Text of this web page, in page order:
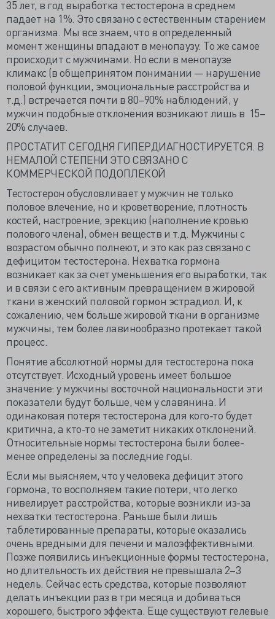
35 лет, в год выработка тестостерона в среднем
падает на 1%. Это связано с естественным старением
организма. Мы все знаем, что в определенный
момент женщины впадают в менопаузу. То же самое
происходит с мужчинами. Но если в менопаузе
климакс (в общепринятом понимании — нарушение
половой функции, эмоциональные расстройства и
т.д.) встречается почти в 80–90% наблюдений, у
мужчин подобные отклонения возникают лишь в 15–
20% случаев.
ПРОСТАТИТ СЕГОДНЯ ГИПЕРДИАГНОСТИРУЕТСЯ. В
НЕМАЛОЙ СТЕПЕНИ ЭТО СВЯЗАНО С
КОММЕРЧЕСКОЙ ПОДОПЛЕКОЙ
Тестостерон обусловливает у мужчин не только
половое влечение, но и кроветворение, плотность
костей, настроение, эрекцию (наполнение кровью
полового члена), обмен веществ и т.д. Мужчины с
возрастом обычно полнеют, и это как раз связано с
дефицитом тестостерона. Нехватка гормона
возникает как за счет уменьшения его выработки, так
и в связи с его активным превращением в жировой
ткани в женский половой гормон эстрадиол. И, к
сожалению, чем больше жировой ткани в организме
мужчины, тем более лавинообразно протекает такой
процесс.
Понятие абсолютной нормы для тестостерона пока
отсутствует. Исходный уровень имеет большое
значение: у мужчины восточной национальности эти
показатели будут больше, чем у славянина. И
одинаковая потеря тестостерона для кого-то будет
критична, а кто-то не заметит никаких отклонений.
Относительные нормы тестостерона были более-
менее определены за последние годы.
Если мы выясняем, что у человека дефицит этого
гормона, то восполняем такие потери, что легко
нивелирует расстройства, которые возникли из-за
нехватки тестостерона. Раньше были лишь
таблетированные препараты, которые оказались
очень вредными для печени и малоэффективными.
Позже появились инъекционные формы тестостерона,
но длительность их действия не превышала 2–3
недель. Сейчас есть средства, которые позволяют
делать инъекции раз в три месяца и добиваться
хорошего, быстрого эффекта. Еще существуют гелевые